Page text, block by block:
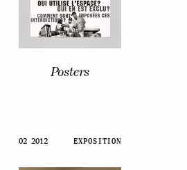
Posters
02 2012 EXPOSITION